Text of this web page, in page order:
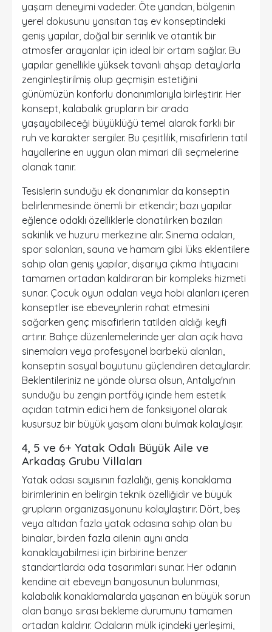
yaşam deneyimi vadeder. Öte yandan, bölgenin
yerel dokusunu yansıtan taş ev konseptindeki
geniş yapılar, doğal bir serinlik ve otantik bir
atmosfer arayanlar için ideal bir ortam sağlar. Bu
yapılar genellikle yüksek tavanlı ahşap detaylarla
zenginleştirilmiş olup geçmişin estetiğini
günümüzün konforlu donanımlarıyla birleştirir. Her
konsept, kalabalık grupların bir arada
yaşayabileceği büyüklüğü temel alarak farklı bir
ruh ve karakter sergiler. Bu çeşitlilik, misafirlerin tatil
hayallerine en uygun olan mimari dili seçmelerine
olanak tanır.
Tesislerin sunduğu ek donanımlar da konseptin
belirlenmesinde önemli bir etkendir; bazı yapılar
eğlence odaklı özelliklerle donatılırken bazıları
sakinlik ve huzuru merkezine alır. Sinema odaları,
spor salonları, sauna ve hamam gibi lüks eklentilere
sahip olan geniş yapılar, dışarıya çıkma ihtiyacını
tamamen ortadan kaldıraran bir kompleks hizmeti
sunar. Çocuk oyun odaları veya hobi alanları içeren
konseptler ise ebeveynlerin rahat etmesini
sağarken genç misafirlerin tatilden aldığı keyfi
artırır. Bahçe düzenlemelerinde yer alan açık hava
sinemaları veya profesyonel barbekü alanları,
konseptin sosyal boyutunu güçlendiren detaylardır.
Beklentileriniz ne yönde olursa olsun, Antalya'nın
sunduğu bu zengin portföy içinde hem estetik
açıdan tatmin edici hem de fonksiyonel olarak
kusursuz bir büyük yaşam alanı bulmak kolaylaşır.
4, 5 ve 6+ Yatak Odalı Büyük Aile ve
Arkadaş Grubu Villaları
Yatak odası sayısının fazlalığı, geniş konaklama
birimlerinin en belirgin teknik özelliğidir ve büyük
grupların organizasyonunu kolaylaştırır. Dört, beş
veya altıdan fazla yatak odasına sahip olan bu
binalar, birden fazla ailenin aynı anda
konaklayabilmesi için birbirine benzer
standartlarda oda tasarımları sunar. Her odanın
kendine ait ebeveyn banyosunun bulunması,
kalabalık konaklamalarda yaşanan en büyük sorun
olan banyo sırası bekleme durumunu tamamen
ortadan kaldırır. Odaların mülk içindeki yerleşimi,